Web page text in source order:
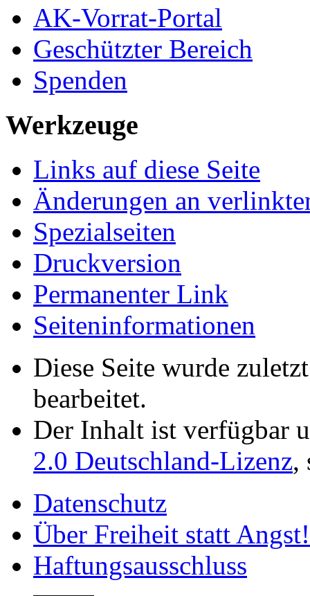
AK-Vorrat-Portal
Geschützter Bereich
Spenden
Werkzeuge
Links auf diese Seite
Änderungen an
Spezialseiten
Druckversion
Permanenter Link
Seiten­­informationen
Diese Seite wurde
bearbeitet.
Der Inhalt ist verfügbar
2.0 Deutschland-Lizenz,
Datenschutz
Über Freiheit statt Angst!
Haftungsausschluss